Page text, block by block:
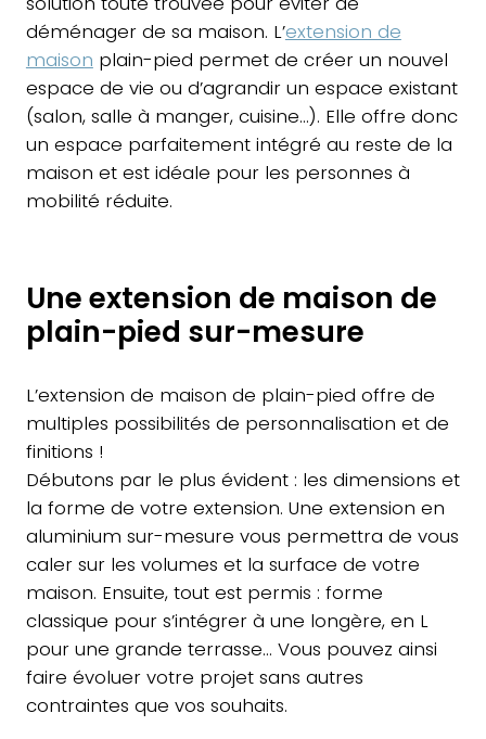
déménager de sa maison. L’extension de
maison plain-pied permet de créer un nouvel
espace de vie ou d’agrandir un espace existant
(salon, salle à manger, cuisine…). Elle offre donc
un espace parfaitement intégré au reste de la
maison et est idéale pour les personnes à
mobilité réduite.
Une extension de maison de
plain-pied sur-mesure
L’extension de maison de plain-pied offre de
multiples possibilités de personnalisation et de
finitions !
Débutons par le plus évident : les dimensions et
la forme de votre extension. Une extension en
aluminium sur-mesure vous permettra de vous
caler sur les volumes et la surface de votre
maison. Ensuite, tout est permis : forme
classique pour s’intégrer à une longère, en L
pour une grande terrasse… Vous pouvez ainsi
faire évoluer votre projet sans autres
contraintes que vos souhaits.